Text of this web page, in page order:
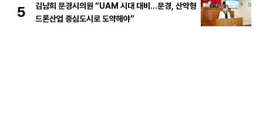
5
김남희 문경시의원 “UAM 시대 대비…문경, 산악형
드론산업 중심도시로 도약해야”